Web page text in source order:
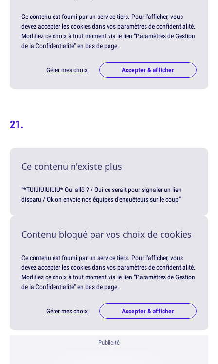
Ce contenu est fourni par un service tiers. Pour l'afficher, vous
devez accepter les cookies dans vos paramètres de confidentialité.
Modifiez ce choix à tout moment via le lien "Paramètres de Gestion
de la Confidentialité" en bas de page.
Gérer mes choix Accepter & afficher
Ce contenu n'existe plus
"*TUIUIUIUIUIU* Oui allô ? / Oui ce serait pour signaler un lien
disparu / Ok on envoie nos équipes d'enquêteurs sur le coup"
Contenu bloqué par vos choix de cookies
Ce contenu est fourni par un service tiers. Pour l'afficher, vous
devez accepter les cookies dans vos paramètres de confidentialité.
Modifiez ce choix à tout moment via le lien "Paramètres de Gestion
de la Confidentialité" en bas de page.
Gérer mes choix Accepter & afficher
Publicité